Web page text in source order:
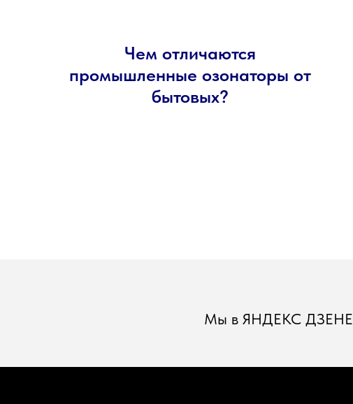
Чем отличаются
промышленные озонаторы от
бытовых?
Мы в ЯНДЕКС ДЗЕНЕ